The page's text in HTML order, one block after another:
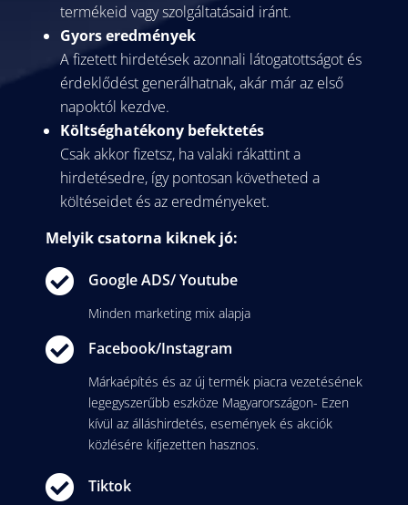
termékeid vagy szolgáltatásaid iránt.
Gyors eredmények
A fizetett hirdetések azonnali látogatottságot és
érdeklődést generálhatnak, akár már az első
napoktól kezdve.
Költséghatékony befektetés
Csak akkor fizetsz, ha valaki rákattint a
hirdetésedre, így pontosan követheted a
költéseidet és az eredményeket.
Melyik csatorna kiknek jó:
 Google ADS/ Youtube
Minden marketing mix alapja
 Facebook/Instagram
Márkaépítés és az új termék piacra vezetésének
legegyszerűbb eszköze Magyarországon- Ezen
kívül az álláshirdetés, események és akciók
közlésére kifjezetten hasznos.
 Tiktok